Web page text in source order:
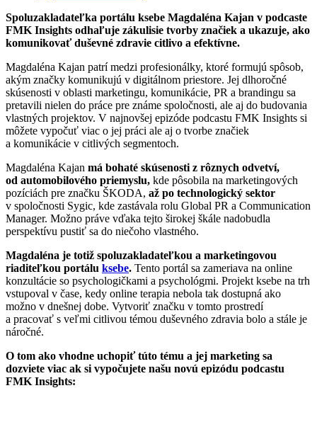
Spoluzakladateľka portálu ksebe Magdaléna Kajan v podcaste
FMK Insights odhaľuje zákulisie tvorby značiek a ukazuje, ako
komunikovať duševné zdravie citlivo a efektívne.
Magdaléna Kajan patrí medzi profesionálky, ktoré formujú spôsob,
akým značky komunikujú v digitálnom priestore. Jej dlhoročné
skúsenosti v oblasti marketingu, komunikácie, PR a brandingu sa
pretavili nielen do práce pre známe spoločnosti, ale aj do budovania
vlastných projektov. V najnovšej epizóde podcastu FMK Insights si
môžete vypočuť viac o jej práci ale aj o tvorbe značiek
a komunikácie v citlivých segmentoch.
Magdaléna Kajan má bohaté skúsenosti z rôznych odvetví,
od automobilového priemyslu, kde pôsobila na marketingových
pozíciách pre značku ŠKODA, až po technologický sektor
v spoločnosti Sygic, kde zastávala rolu Global PR a Communication
Manager. Možno práve vďaka tejto širokej škále nadobudla
perspektívu pustiť sa do niečoho vlastného.
Magdaléna je totiž spoluzakladateľkou a marketingovou
riaditeľkou portálu ksebe. Tento portál sa zameriava na online
konzultácie so psychologičkami a psychológmi. Projekt ksebe na trh
vstupoval v čase, kedy online terapia nebola tak dostupná ako
možno v dnešnej dobe. Vytvoriť značku v tomto prostredí
a pracovať s veľmi citlivou témou duševného zdravia bolo a stále je
náročné.
O tom ako vhodne uchopiť túto tému a jej marketing sa
dozviete viac ak si vypočujete našu novú epizódu podcastu
FMK Insights: